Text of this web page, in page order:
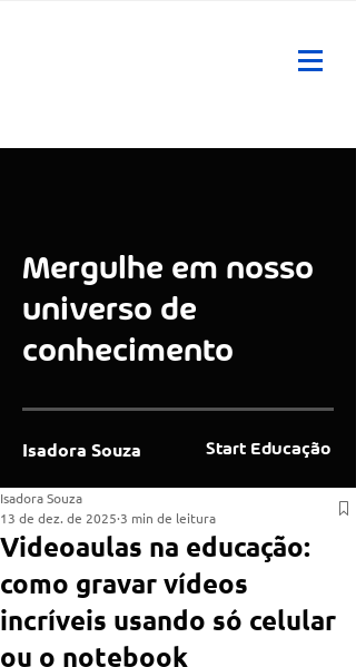
Mergulhe em nosso
universo de
conhecimento
Isadora Souza Start Educação
Videoaulas na educação:
como gravar vídeos
incríveis usando só celular
ou o notebook
Isadora Souza
13 de dez. de 2025 3 min de leitura